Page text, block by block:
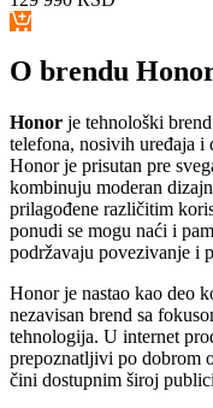
O brendu
Honor je tehnološki
telefona, nosivih uređaja
Honor je prisutan pre
kombinuju moderan
prilagođene različitim
ponudi se mogu naći i
podržavaju povezivanje i
Honor je nastao kao deo
nezavisan brend sa
tehnologija. U internet
prepoznatljivi po dobrom
čini dostupnim široj